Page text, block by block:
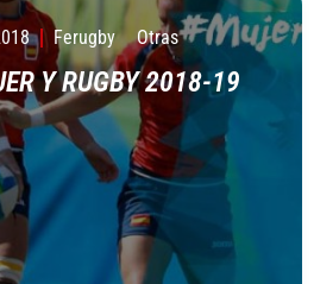
Ferugby Otras
Y RUGBY 2018-19